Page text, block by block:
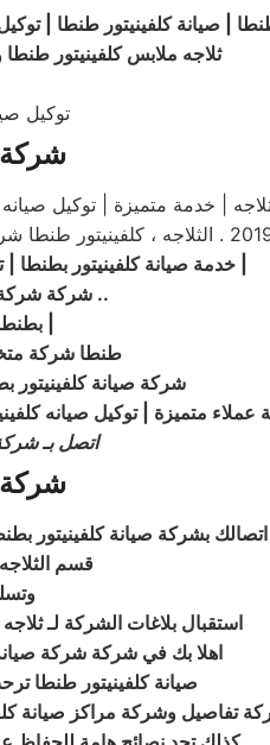
| صيانة كلفينيتور طنطا |
ثلاجه ملابس كلفينيتور طنطا
توكيل
شركة
| خدمة متميزة | توكيل
خدمة صيانة كلفينيتور بطنطا |
شركة شركة..
طنطا شركة
شركة صيانة كلفينيتور
عملاء متميزة | توكيل صيانه
اتصل بـ
شركة
بشركة صيانة كلفينيتور
قسم
استقبال بلاغات الشركة لـ
اهلا بك في شركة شركة صيانة
صيانة كلفينيتور طنطا
تفاصيل وشركة مراكز صيانة